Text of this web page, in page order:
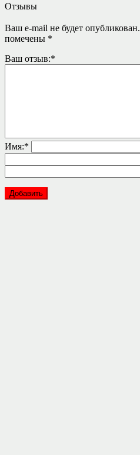
Отзывы
Ваш e-mail не будет опубликован.
помечены *
Ваш отзыв:*
Имя:*